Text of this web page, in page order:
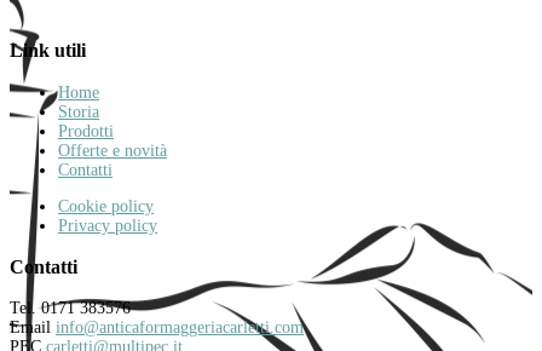
Link utili
Home
Storia
Prodotti
Offerte e novità
Contatti
Cookie policy
Privacy policy
Contatti
Tel. 0171 383576
Email info@anticaformaggeriacarletti.com
PEC carletti@multipec.it